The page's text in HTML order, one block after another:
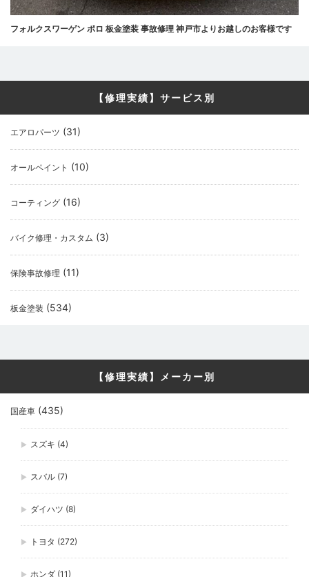
フォルクスワーゲン ポロ 板金塗装 事故修理 神戸市よりお越しのお客様です
【修理実績】サービス別
エアロパーツ (31)
オールペイント (10)
コーティング (16)
バイク修理・カスタム (3)
保険事故修理 (11)
板金塗装 (534)
【修理実績】メーカー別
国産車 (435)
スズキ (4)
スバル (7)
ダイハツ (8)
トヨタ (272)
ホンダ (11)